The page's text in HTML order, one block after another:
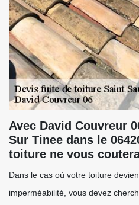
Avec David Couvreur
Sur Tinee dans le
toiture ne vous
Dans le cas où votre toiture
imperméabilité, vous devez